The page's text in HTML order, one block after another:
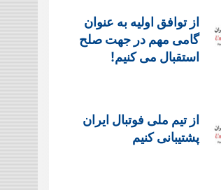
از توافق اولیه به عنوان
گامی مهم در جهت صلح
استقبال می کنیم!
از تیم ملی فوتبال ایران
پشتیبانی کنیم